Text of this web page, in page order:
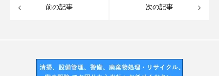
前の記事 次の記事